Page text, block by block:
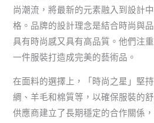
尚潮流，將最新的元素融入到設計
格。品牌的設計理念是結合時尚與
具有時尚感又具有高品質。他們注
一件服裝打造成完美的藝術品。
在面料的選擇上，「時尚之星」堅
綢、羊毛和棉質等，以確保服裝的
供應商建立了長期穩定的合作關係